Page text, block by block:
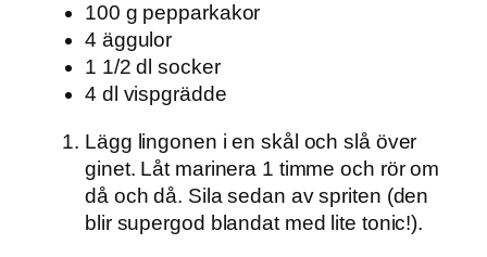
100 g pepparkakor
4 äggulor
1 1/2 dl socker
4 dl vispgrädde
Lägg lingonen i en skål och slå över
ginet. Låt marinera 1 timme och rör om
då och då. Sila sedan av spriten (den
blir supergod blandat med lite tonic!).